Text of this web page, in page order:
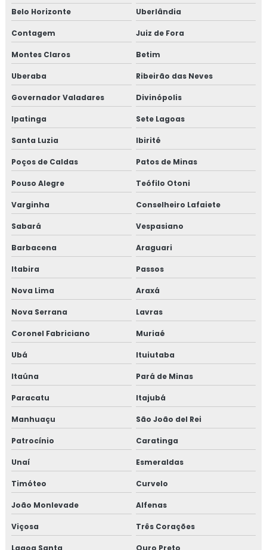
Consultoria em reciclagem auditores internos iso9001
Consultoria em reciclagem equipe HACCP
Consultoria em reciclagem sobre segurança dos
alimentos
Consultoria em registro na anvisa
Consultoria em registro de produtos na anvisa
auditoria
Consultoria em revisão norma FSSC 22000
Consultoria em revisão plano HACCP
Consultoria em rotulagem de alimentos
Consultoria em sensibilização programa 5s
Consultoria para setor alimentício
Consultoria para setor de alimentos
Consultoria em sistema de gestão halal
Consultoria em transporte de feed materials
Consultoria em tratamento de não conformidades
Consultoria em tratamento de não conformidades e
causas raiz
Curso de 5s para empresas
Curso auditor interno fssc 22000
Curso de auditor interno iso
Belo Horizonte
Uberlândia
Contagem Juiz de Fora
Montes Claros Betim
Uberaba Ribeirão das Neves
Governador Valadares Divinópolis
Ipatinga Sete Lagoas
Santa Luzia Ibirité
Poços de Caldas Patos de Minas
Pouso Alegre Teófilo Otoni
Varginha Conselheiro Lafaiete
Sabará Vespasiano
Barbacena Araguari
Itabira Passos
Nova Lima Araxá
Nova Serrana Lavras
Coronel Fabriciano Muriaé
Ubá Ituiutaba
Itaúna Pará de Minas
Paracatu Itajubá
Manhuaçu São João del Rei
Patrocínio Caratinga
Unaí Esmeraldas
Timóteo Curvelo
João Monlevade Alfenas
Viçosa Três Corações
Lagoa Santa Ouro Preto